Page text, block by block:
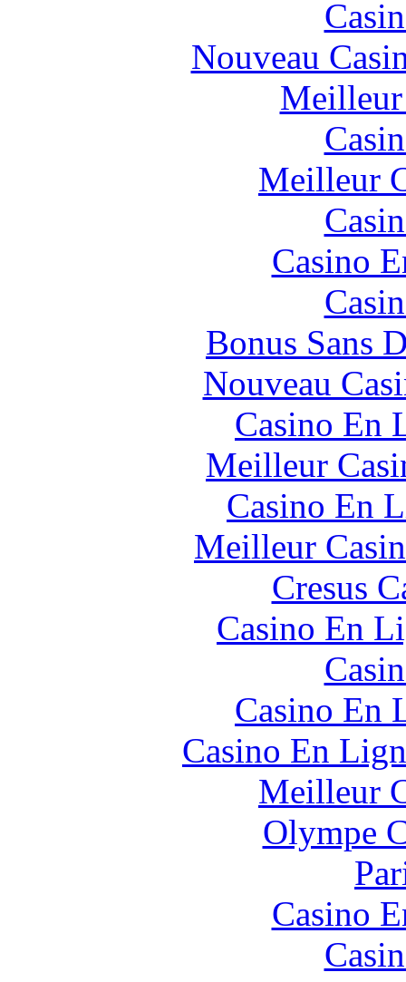
Nouveau
Meilleur
Meilleur
Casino
Bonus Sans
Nouveau
Casino En
Meilleur
Casino En
Meilleur
Cresus
Casino En
Casino En
Casino En
Meilleur
Olympe
Casino